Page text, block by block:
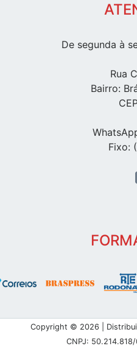
De segunda à
Rua
Bairro:
Fixo:
Copyright © 2026 |
CNPJ: